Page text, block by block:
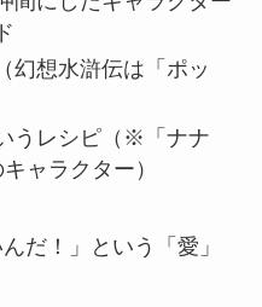
幻想水滸伝は「ポッ
うレシピ（※「ナナ
ャラクター）
だ！」という「愛」